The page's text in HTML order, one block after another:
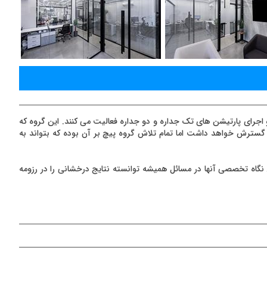
و اجرای پارتیشن های تک جداره و دو جداره فعالیت می کنند. این گروه که
خواهد داشت اما تمام تلاش گروه پیچ بر آن بوده که بتواند به
تخصصی آنها در مسائل همیشه توانسته نتایج درخشانی را در رزومه